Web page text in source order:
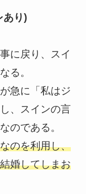
あり)
に戻り、スイ
る。
急に「私はジ
、スインの言
のである。
のを利用し、
婚してしまお